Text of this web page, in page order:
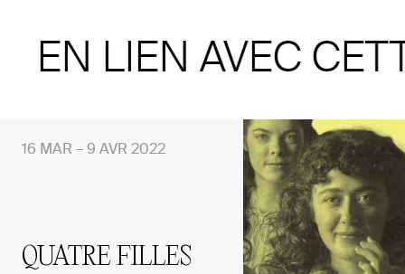
EN LIEN AVEC
QUATRE FILLES
16 MAR – 9 AVR 2022